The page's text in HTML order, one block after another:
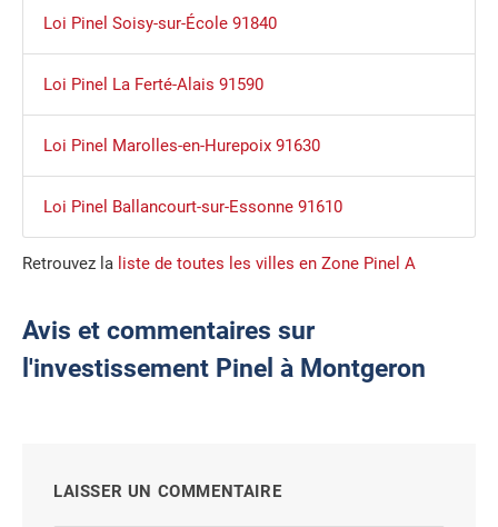
Loi Pinel Soisy-sur-École 91840
Loi Pinel La Ferté-Alais 91590
Loi Pinel Marolles-en-Hurepoix 91630
Loi Pinel Ballancourt-sur-Essonne 91610
Retrouvez la liste de toutes les villes en Zone Pinel A
Avis et commentaires sur
l'investissement Pinel à Montgeron
LAISSER UN COMMENTAIRE